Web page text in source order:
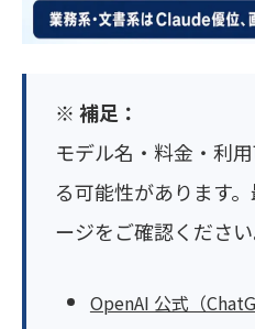
※ 補足：
モデル名・料金・利
る可能性があります
ージをご確認ください
OpenAI 公式（